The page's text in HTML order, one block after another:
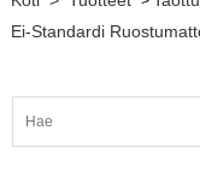
Ei-Standardi